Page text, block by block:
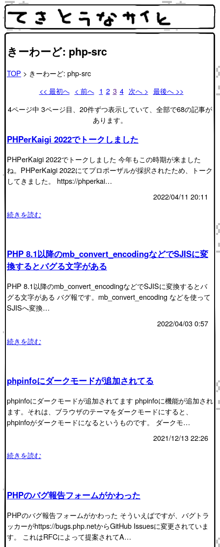
きーわーど: php-src
TOP > きーわーど: php-src
<< 最初へ < 前へ 1 2 3 4 次へ > 最後へ >>
4ページ中 3ページ目、20件ずつ表示していて、全部で68の記事が
あります。
PHPerKaigi 2022でトークしました
PHPerKaigi 2022でトークしました 今年もこの時期が来ました
ね。PHPerKaigi 2022にてプロポーザルが採択されたため、トーク
してきました。 https://phperkai…
2022/04/11 20:11
続きを読む
PHP 8.1以降のmb_convert_encodingなどでSJISに変
換するとバグる文字がある
PHP 8.1以降のmb_convert_encodingなどでSJISに変換するとバ
グる文字がある バグ報です。mb_convert_encoding などを使って
SJISへ変換…
2022/04/03 0:57
続きを読む
phpinfoにダークモードが追加されてる
phpinfoにダークモードが追加されてます phpinfoに機能が追加され
ます。それは、ブラウザのテーマをダークモードにすると、
phpinfoがダークモードになるというものです。 ダークモ…
2021/12/13 22:26
続きを読む
PHPのバグ報告フォームがかわった
PHPのバグ報告フォームがかわった そういえばですが、バグトラ
ッカーがhttps://bugs.php.netからGitHub Issuesに変更されていま
す。 これはRFCによって提案されてA…